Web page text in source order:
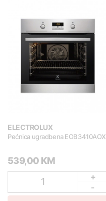
ELECTROLUX
Pećnica ugradbena EOB3410AOX
539,00 KM
1
+
-